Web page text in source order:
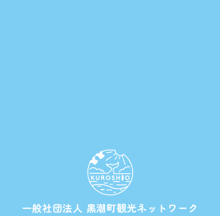
一般社団法人 黒潮町観光ネットワーク